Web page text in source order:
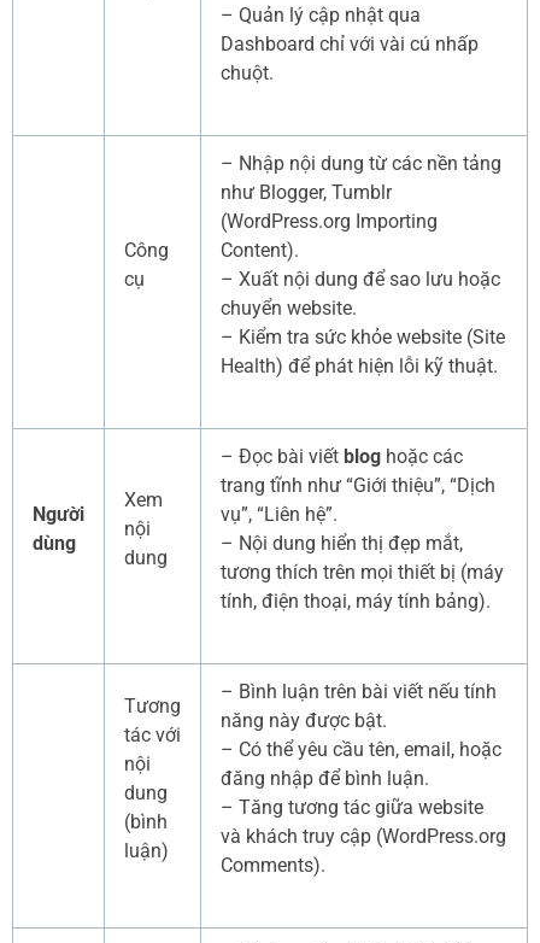
– Quản lý cập nhật qua
Dashboard chỉ với vài cú nhấp
chuột.
Công
cụ
– Nhập nội dung từ các nền tảng
như Blogger, Tumblr
(WordPress.org Importing
Content).
– Xuất nội dung để sao lưu hoặc
chuyển website.
– Kiểm tra sức khỏe website (Site
Health) để phát hiện lỗi kỹ thuật.
Người
dùng
Xem
nội
dung
– Đọc bài viết blog hoặc các
trang tĩnh như “Giới thiệu”, “Dịch
vụ”, “Liên hệ”.
– Nội dung hiển thị đẹp mắt,
tương thích trên mọi thiết bị (máy
tính, điện thoại, máy tính bảng).
Tương
tác với
nội
dung
(bình
luận)
– Bình luận trên bài viết nếu tính
năng này được bật.
– Có thể yêu cầu tên, email, hoặc
đăng nhập để bình luận.
– Tăng tương tác giữa website
và khách truy cập (WordPress.org
Comments).